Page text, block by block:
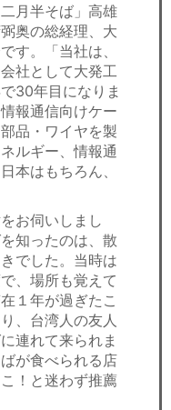
月半そば」高雄
奥の総経理、大
す。「当社は、
社として大発工
30年目になりま
報通信向けケー
品・ワイヤを製
ルギー、情報通
本はもちろん、
お伺いしまし
知ったのは、散
でした。当時は
、場所も覚えて
１年が過ぎたこ
、台湾人の友人
連れて来られま
が食べられる店
！と迷わず推薦